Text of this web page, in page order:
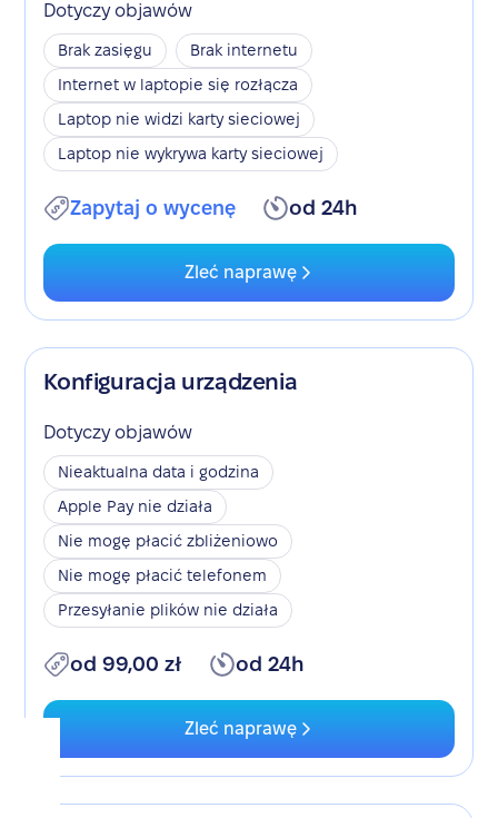
Dotyczy objawów
Brak zasięgu
Brak internetu
Internet w laptopie się rozłącza
Laptop nie widzi karty sieciowej
Laptop nie wykrywa karty sieciowej
Zapytaj o wycenę od 24h
Zleć naprawę
Konfiguracja urządzenia
Dotyczy objawów
Nieaktualna data i godzina
Apple Pay nie działa
Nie mogę płacić zbliżeniowo
Nie mogę płacić telefonem
Przesyłanie plików nie działa
od 99,00 zł od 24h
Zleć naprawę